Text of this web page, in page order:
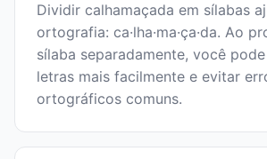
Dividir calhamaçada em sílabas
ortografia: ca·lha·ma·ça·da. Ao
sílaba separadamente, você
letras mais facilmente e evitar
ortográficos comuns.